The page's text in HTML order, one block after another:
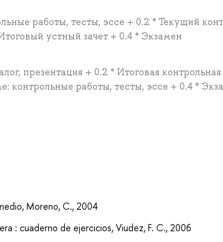
работы, тесты, эссе + 0.2 * Текущий
устный зачет + 0.4 * Экзамен
презентация + 0.2 * Итоговая контрольная
контрольные работы, тесты, эссе + 0.4 *
Moreno, C., 2004
: cuaderno de ejercicios, Viudez, F. C., 2006